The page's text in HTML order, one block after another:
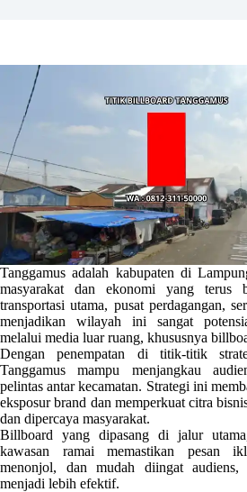
Tanggamus adalah kabupaten di
masyarakat dan ekonomi yang terus
transportasi utama, pusat perdagangan,
menjadikan wilayah ini sangat
melalui media luar ruang, khususnya
Dengan penempatan di titik-titik
Tanggamus mampu menjangkau
pelintas antar kecamatan. Strategi ini
eksposur brand dan memperkuat citra
dan dipercaya masyarakat.
Billboard yang dipasang di jalur
kawasan ramai memastikan pesan
menonjol, dan mudah diingat audiens,
menjadi lebih efektif.